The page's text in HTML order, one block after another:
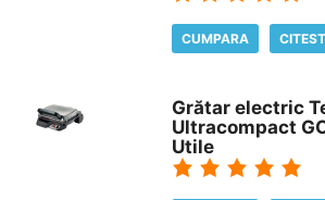
CUMPARA
Grătar electric
Ultracompact
Utile